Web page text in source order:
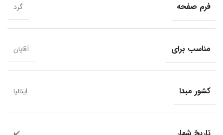
فرم صفحه گرد
مناسب برای آقایان
کشور مبدا ایتالیا